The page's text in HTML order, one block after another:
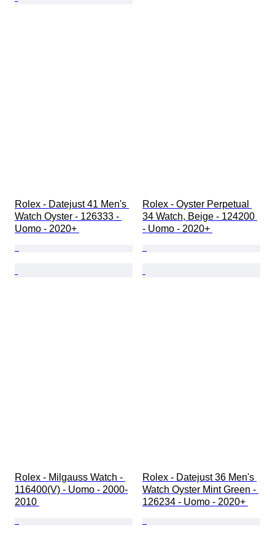
Rolex - Datejust 41 Men's
Watch Oyster - 126333 -
Uomo - 2020+
Rolex - Oyster Perpetual
34 Watch, Beige - 124200
- Uomo - 2020+
Rolex - Milgauss Watch -
116400(V) - Uomo - 2000-
2010
Rolex - Datejust 36 Men's
Watch Oyster Mint Green -
126234 - Uomo - 2020+